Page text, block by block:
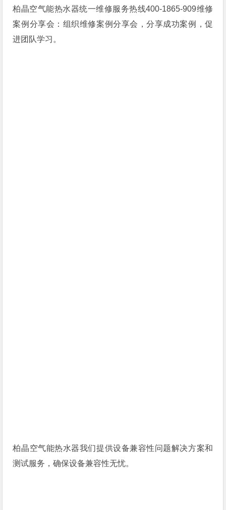
柏晶空气能热水器统一维修服务热线400-1865-909维修
案例分享会：组织维修案例分享会，分享成功案例，促
进团队学习。
柏晶空气能热水器我们提供设备兼容性问题解决方案和
测试服务，确保设备兼容性无忧。